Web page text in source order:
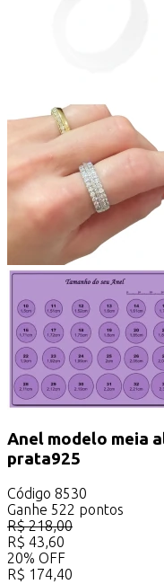
Anel modelo meia
prata925
Código 8530
Ganhe 522 pontos
R$218,00
R$ 43,60
20% OFF
R$ 174,40